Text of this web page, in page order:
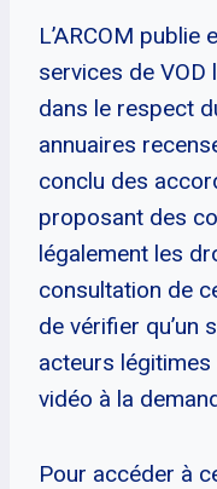
L’ARCOM
services de VOD
dans le respect
annuaires
conclu des
proposant des
légalement les
consultation de
de vérifier qu’un
acteurs
vidéo à la
Pour accéder à